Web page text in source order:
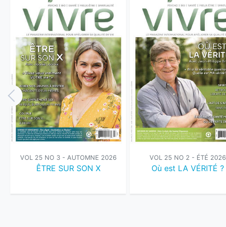
VOL 25 NO 3 - AUTOMNE 2026
ÊTRE SUR SON X
VOL 25 NO 2 - ÉTÉ 2026
Où est LA VÉRITÉ ?